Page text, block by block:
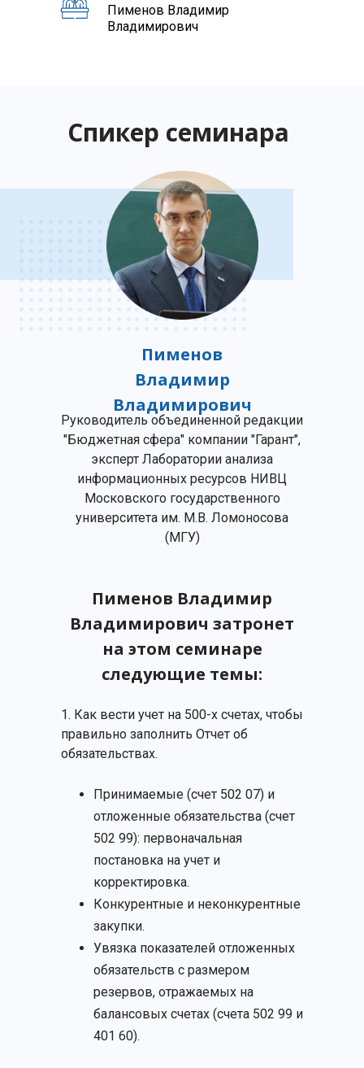
Пименов Владимир
Владимирович
Спикер семинара
Пименов
Владимир
Владимирович
Пименов Владимир
Владимирович затронет
на этом семинаре
следующие темы:
Руководитель объединенной редакции
"Бюджетная сфера" компании "Гарант",
эксперт Лаборатории анализа
информационных ресурсов НИВЦ
Московского государственного
университета им. М.В. Ломоносова
(МГУ)
1. Как вести учет на 500-х счетах, чтобы
правильно заполнить Отчет об
обязательствах.
Принимаемые (счет 502 07) и
отложенные обязательства (счет
502 99): первоначальная
постановка на учет и
корректировка.
Конкурентные и неконкурентные
закупки.
Увязка показателей отложенных
обязательств с размером
резервов, отражаемых на
балансовых счетах (счета 502 99 и
401 60).